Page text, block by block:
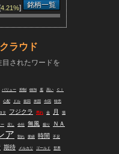
4.21%] 銘柄一覧
ラウド
されたワードを
バリュー 抑制 6976 底 高い ＣＩ
心配 ドル 前回 米国 今回 特売
タ フジクラ 売れ 金 月 場
ー 戻し 会社 無風 煽り
ＮＡ
ア 割れ 業績 時間 不足
期待 メルカリ ゴールド 世界